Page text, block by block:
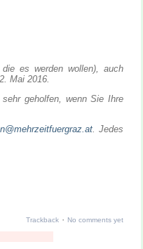
es werden wollen), auch
Mai 2016.
geholfen, wenn Sie Ihre
. Jedes
Trackback · No comments yet